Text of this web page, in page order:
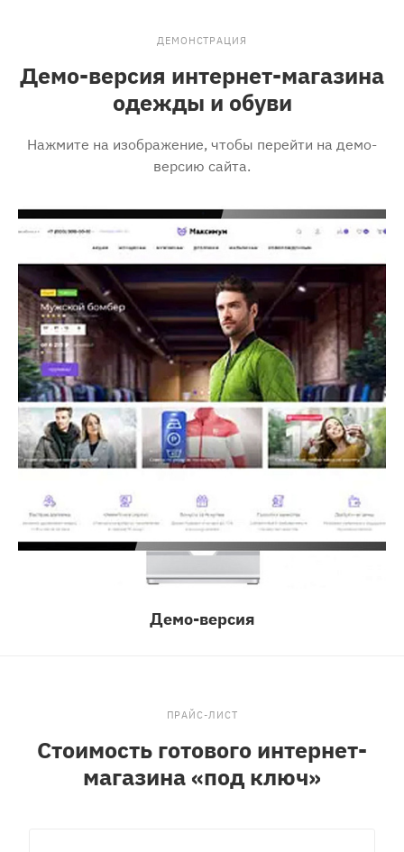
ДЕМОНСТРАЦИЯ
Демо-версия интернет-магазина
одежды и обуви
Нажмите на изображение, чтобы перейти на демо-
версию сайта.
Демо-версия
ПРАЙС-ЛИСТ
Стоимость готового интернет-
магазина «под ключ»